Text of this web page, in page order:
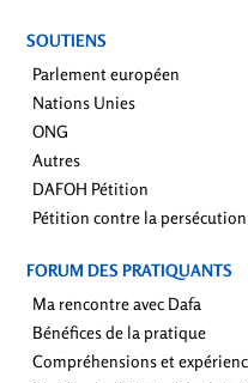
SOUTIENS
Parlement européen
Nations Unies
ONG
Autres
DAFOH Pétition
Pétition contre la persécution
FORUM DES PRATIQUANTS
Ma rencontre avec Dafa
Bénéfices de la pratique
Compréhensions et